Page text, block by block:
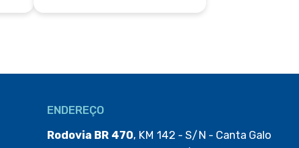
ENDEREÇO
Rodovia BR 470, KM 142 - S/N - Canta Galo